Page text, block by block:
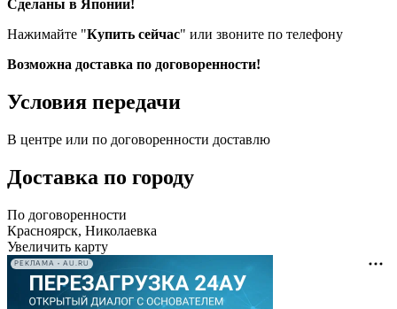
Сделаны в Японии!
Нажимайте "Купить сейчас" или звоните по телефону
Возможна доставка по договоренности!
Условия передачи
В центре или по договоренности доставлю
Доставка по городу
По договоренности
Красноярск, Николаевка
Увеличить карту
РЕКЛАМА • AU.RU